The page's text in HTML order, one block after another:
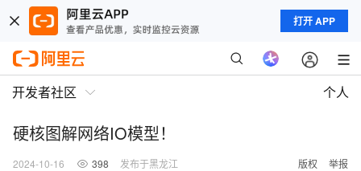
打开 APP
开发者社区 个人
硬核图解网络IO模型！
2024-10-16 398 发布于黑龙江 版权 举报